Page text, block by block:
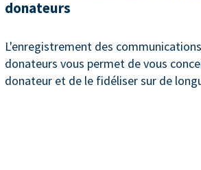
donateurs
L'enregistrement des
donateurs vous permet de vous
donateur et de le fidéliser sur de